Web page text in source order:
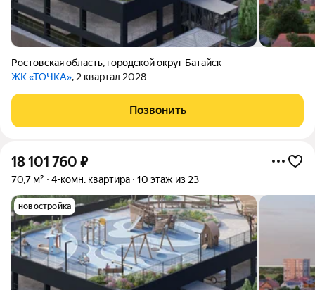
Ростовская область, городской округ Батайск
ЖК «ТОЧКА», 2 квартал 2028
Позвонить
18 101 760 ₽
70,7 м² 4-комн. квартира 10 этаж из 23
новостройка